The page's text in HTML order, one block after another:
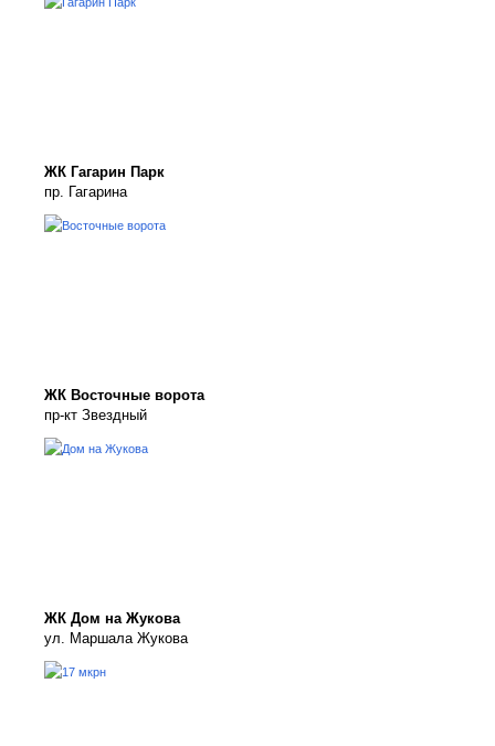
ЖК Гагарин Парк
пр. Гагарина
ЖК Восточные ворота
пр-кт Звездный
ЖК Дом на Жукова
ул. Маршала Жукова